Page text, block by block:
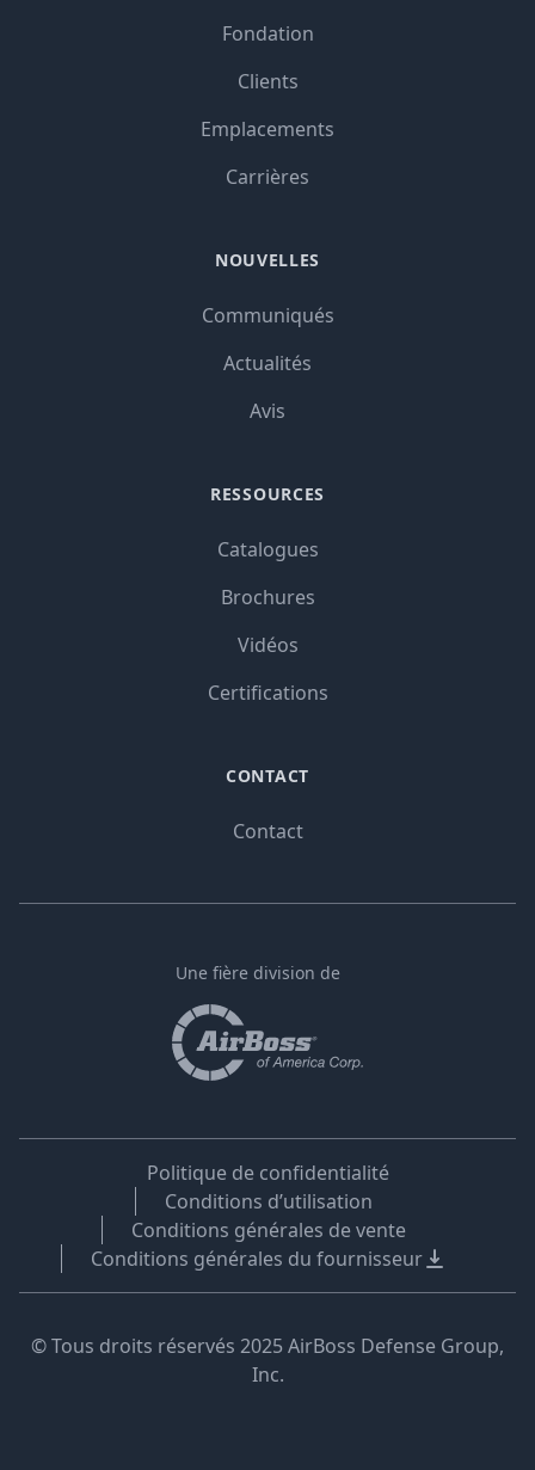
Fondation
Clients
Emplacements
Carrières
NOUVELLES
Communiqués
Actualités
Avis
RESSOURCES
Catalogues
Brochures
Vidéos
Certifications
CONTACT
Contact
Une fière division de
Politique de confidentialité
Conditions d’utilisation
Conditions générales de vente
Conditions générales du fournisseur
© Tous droits réservés 2025 AirBoss Defense Group,
Inc.